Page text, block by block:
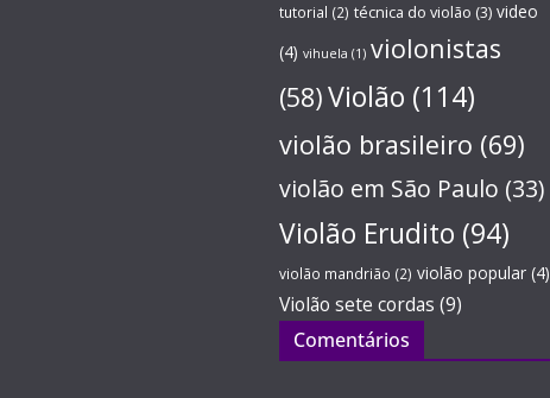
tutorial (2) técnica do violão (3) video
(4) vihuela (1) violonistas
(58)Violão (114)
violão brasileiro (69)
violão em São Paulo (33)
Violão Erudito (94)
violão mandrião (2) violão popular (4)
Violão sete cordas (9)
Comentários